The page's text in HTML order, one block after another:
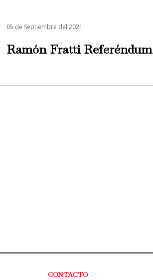
05 de Septiembre del 2021
Ramón Fratti Referéndum
CONTACTO